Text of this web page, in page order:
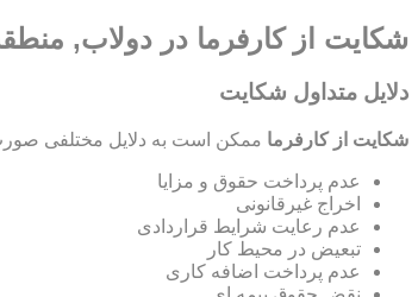
شکایت از کارفرما در دولاب,
دلایل متداول شکایت
شکایت از کارفرما ممکن است به دلایل مختلفی
عدم پرداخت حقوق و مزایا
اخراج غیرقانونی
عدم رعایت شرایط قراردادی
تبعیض در محیط کار
عدم پرداخت اضافه کاری